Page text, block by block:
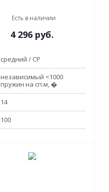
Есть в наличии
4 296руб.
средний / СР
независимый <1000
пружин на сп.м, �
14
100